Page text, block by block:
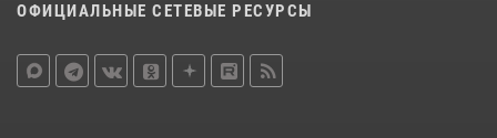
ОФИЦИАЛЬНЫЕ СЕТЕВЫЕ РЕСУРСЫ